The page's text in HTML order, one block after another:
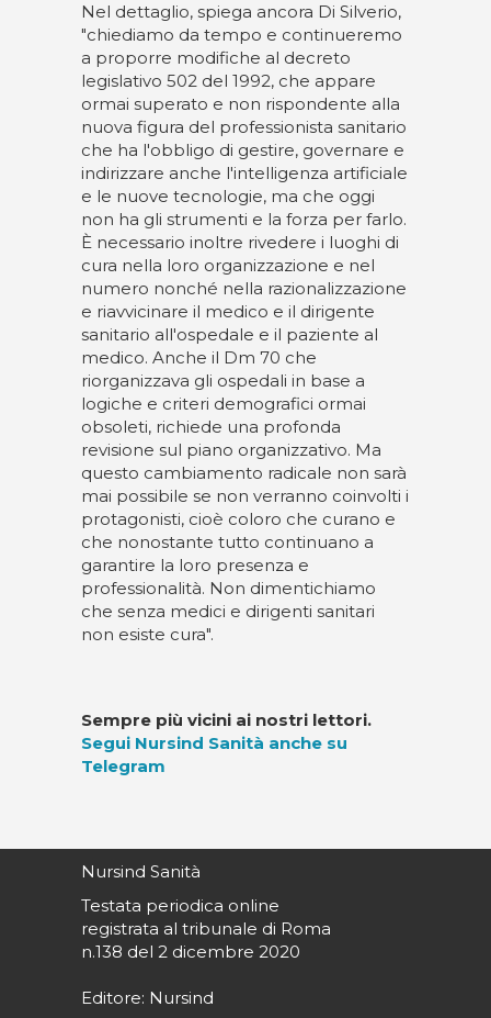
Nel dettaglio, spiega ancora Di Silverio,
"chiediamo da tempo e continueremo
a proporre modifiche al decreto
legislativo 502 del 1992, che appare
ormai superato e non rispondente alla
nuova figura del professionista sanitario
che ha l'obbligo di gestire, governare e
indirizzare anche l'intelligenza artificiale
e le nuove tecnologie, ma che oggi
non ha gli strumenti e la forza per farlo.
È necessario inoltre rivedere i luoghi di
cura nella loro organizzazione e nel
numero nonché nella razionalizzazione
e riavvicinare il medico e il dirigente
sanitario all'ospedale e il paziente al
medico. Anche il Dm 70 che
riorganizzava gli ospedali in base a
logiche e criteri demografici ormai
obsoleti, richiede una profonda
revisione sul piano organizzativo. Ma
questo cambiamento radicale non sarà
mai possibile se non verranno coinvolti i
protagonisti, cioè coloro che curano e
che nonostante tutto continuano a
garantire la loro presenza e
professionalità. Non dimentichiamo
che senza medici e dirigenti sanitari
non esiste cura".
Sempre più vicini ai nostri lettori.
Segui Nursind Sanità anche su
Telegram
Nursind Sanità
Testata periodica online
registrata al tribunale di Roma
n.138 del 2 dicembre 2020
Editore: Nursind